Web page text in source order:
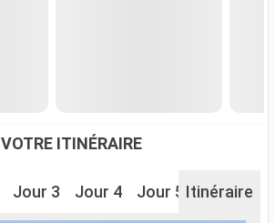
VOTRE ITINÉRAIRE
Jour 3 Jour 4 Jour 5 Jour 6
Itinéraire